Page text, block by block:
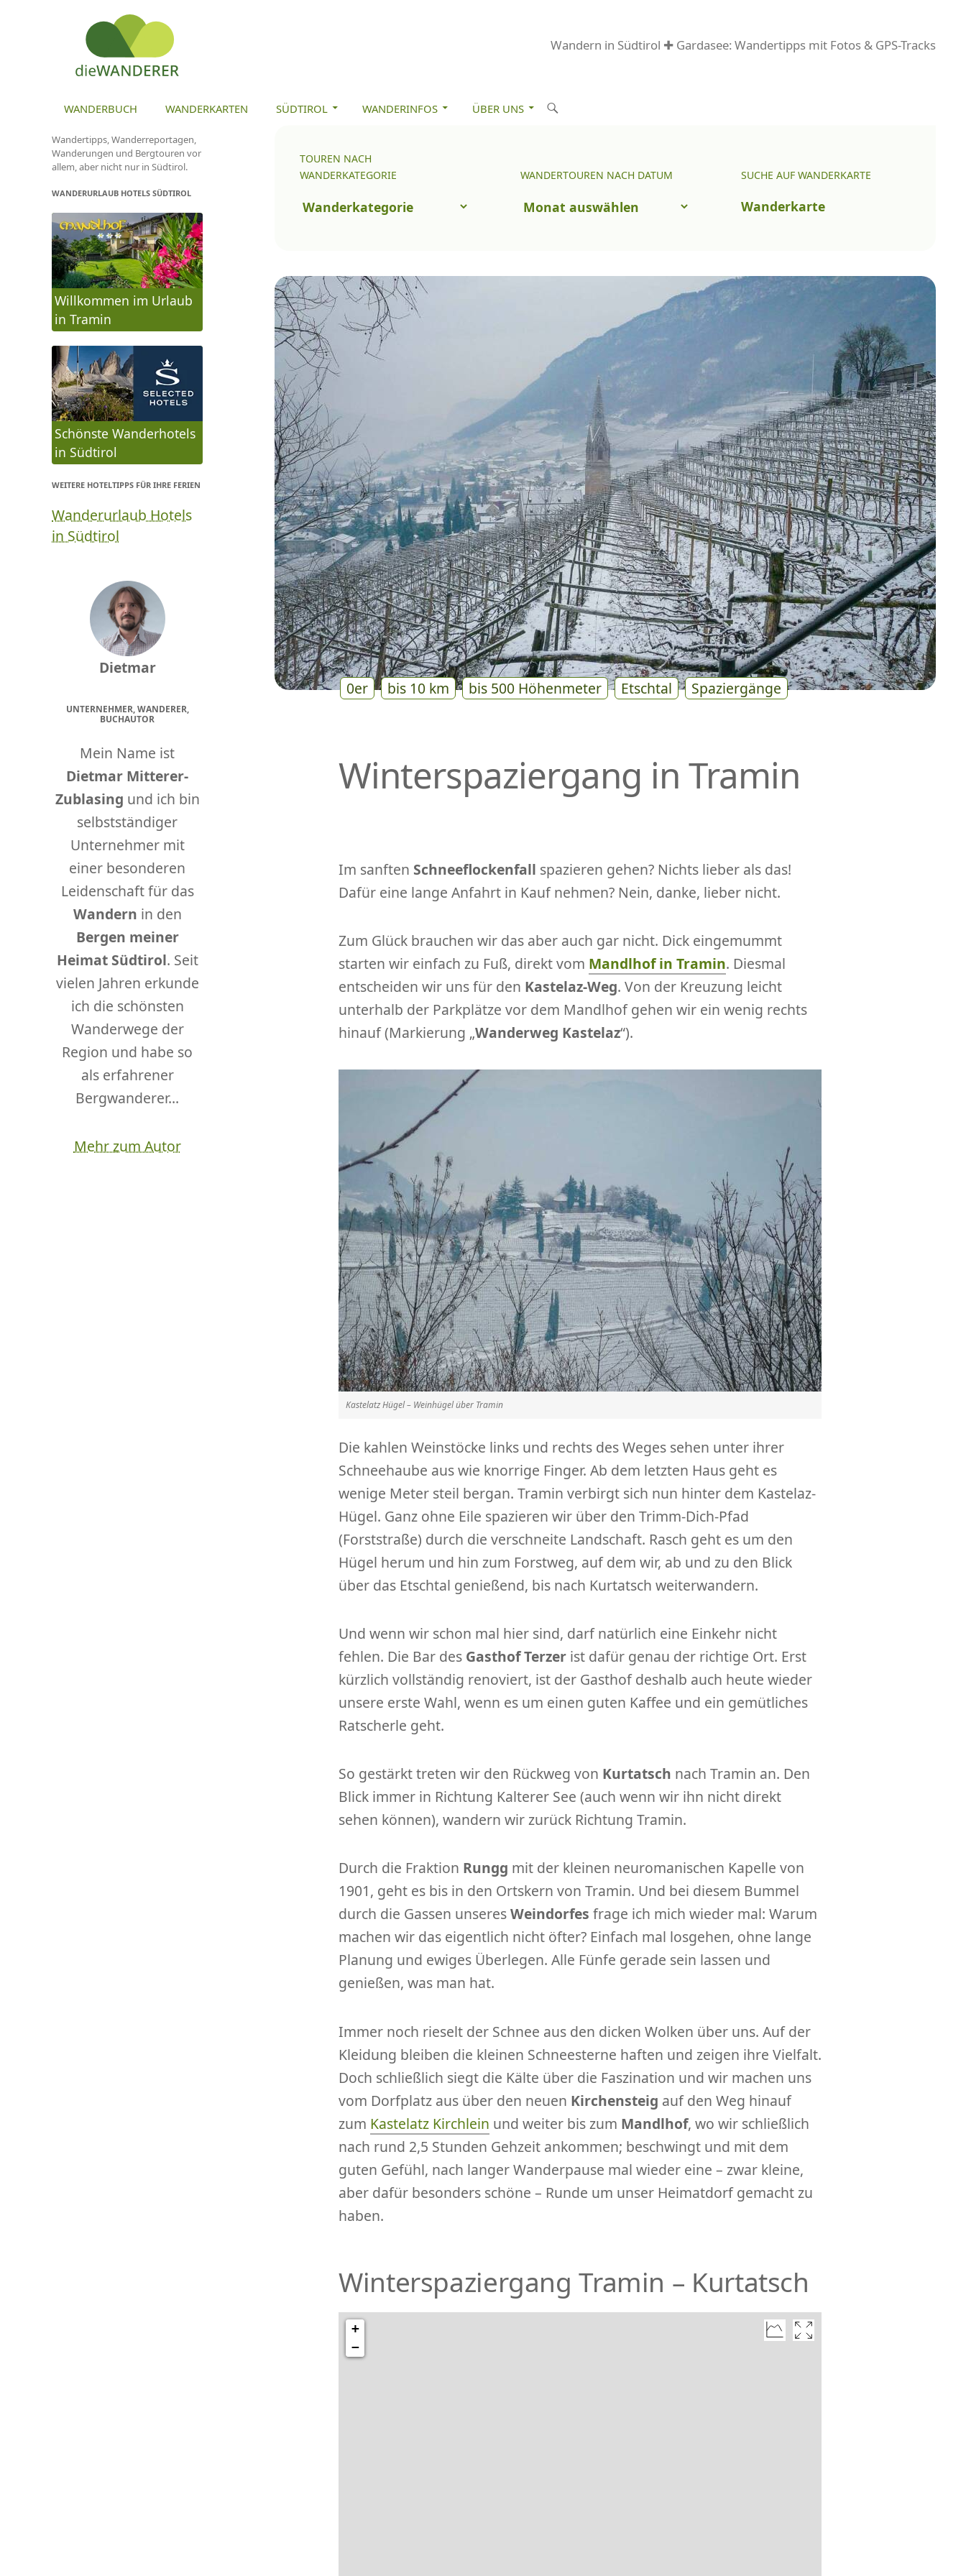
Wandern in Südtirol ✚ Gardasee: Wandertipps mit Fotos & GPS-Tracks
S
h
n
WANDERBUCH WANDERKARTEN SÜDTIROL WANDERINFOS ÜBER UNS
TOUREN NACH
WANDERKATEGORIE
Touren
WANDERTOUREN NACH DATUM
nach
Datum
SUCHE AUF WANDERKARTE
Wanderkarte
0er bis 10 km bis 500 Höhenmeter Etschtal Spaziergänge
Winterspaziergang in Tramin
Im sanften Schneeflockenfall spazieren gehen? Nichts lieber als das!
Dafür eine lange Anfahrt in Kauf nehmen? Nein, danke, lieber nicht.
Zum Glück brauchen wir das aber auch gar nicht. Dick eingemummt
starten wir einfach zu Fuß, direkt vom Mandlhof in Tramin. Diesmal
entscheiden wir uns für den Kastelaz-Weg. Von der Kreuzung leicht
unterhalb der Parkplätze vor dem Mandlhof gehen wir ein wenig rechts
hinauf (Markierung „Wanderweg Kastelaz“).
Kastelatz Hügel – Weinhügel über Tramin
Die kahlen Weinstöcke links und rechts des Weges sehen unter ihrer
Schneehaube aus wie knorrige Finger. Ab dem letzten Haus geht es
wenige Meter steil bergan. Tramin verbirgt sich nun hinter dem Kastelaz-
Hügel. Ganz ohne Eile spazieren wir über den Trimm-Dich-Pfad
(Forststraße) durch die verschneite Landschaft. Rasch geht es um den
Hügel herum und hin zum Forstweg, auf dem wir, ab und zu den Blick
über das Etschtal genießend, bis nach Kurtatsch weiterwandern.
Und wenn wir schon mal hier sind, darf natürlich eine Einkehr nicht
fehlen. Die Bar des Gasthof Terzer ist dafür genau der richtige Ort. Erst
kürzlich vollständig renoviert, ist der Gasthof deshalb auch heute wieder
unsere erste Wahl, wenn es um einen guten Kaffee und ein gemütliches
Ratscherle geht.
So gestärkt treten wir den Rückweg von Kurtatsch nach Tramin an. Den
Blick immer in Richtung Kalterer See (auch wenn wir ihn nicht direkt
sehen können), wandern wir zurück Richtung Tramin.
Durch die Fraktion Rungg mit der kleinen neuromanischen Kapelle von
1901, geht es bis in den Ortskern von Tramin. Und bei diesem Bummel
durch die Gassen unseresWeindorfes frage ich mich wieder mal: Warum
machen wir das eigentlich nicht öfter? Einfach mal losgehen, ohne lange
Planung und ewiges Überlegen. Alle Fünfe gerade sein lassen und
genießen, was man hat.
Immer noch rieselt der Schnee aus den dicken Wolken über uns. Auf der
Kleidung bleiben die kleinen Schneesterne haften und zeigen ihre Vielfalt.
Doch schließlich siegt die Kälte über die Faszination und wir machen uns
vom Dorfplatz aus über den neuen Kirchensteig auf den Weg hinauf
zum Kastelatz Kirchlein und weiter bis zum Mandlhof, wo wir schließlich
nach rund 2,5 Stunden Gehzeit ankommen; beschwingt und mit dem
guten Gefühl, nach langer Wanderpause mal wieder eine – zwar kleine,
aber dafür besonders schöne – Runde um unser Heimatdorf gemacht zu
haben.
Winterspaziergang Tramin – Kurtatsch
+
−
Wandertipps, Wanderreportagen,
Wanderungen und Bergtouren vor
allem, aber nicht nur in Südtirol.
WANDERURLAUB HOTELS SÜDTIROL
Willkommen im Urlaub
in Tramin
Schönste Wanderhotels
in Südtirol
WEITERE HOTELTIPPS FÜR IHRE FERIEN
Wanderurlaub Hotels
in Südtirol
Dietmar
UNTERNEHMER, WANDERER,
BUCHAUTOR
Mein Name ist
Dietmar Mitterer-
Zublasing und ich bin
selbstständiger
Unternehmer mit
einer besonderen
Leidenschaft für das
Wandern in den
Bergen meiner
Heimat Südtirol. Seit
vielen Jahren erkunde
ich die schönsten
Wanderwege der
Region und habe so
als erfahrener
Bergwanderer...
Mehr zum Autor